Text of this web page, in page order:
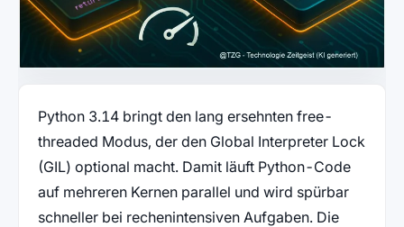
Python 3.14 bringt den lang ersehnten free-
threaded Modus, der den Global Interpreter Lock
(GIL) optional macht. Damit läuft Python-Code
auf mehreren Kernen parallel und wird spürbar
schneller bei rechenintensiven Aufgaben. Die